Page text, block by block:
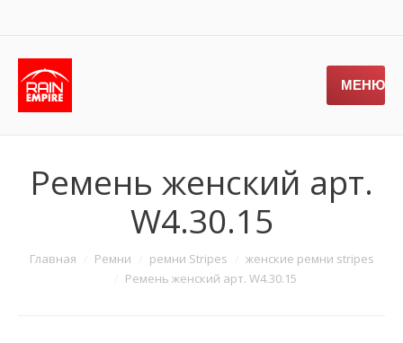
МЕНЮ
Ремень женский арт.
W4.30.15
Главная Ремни ремни Stripes
женские ремни stripes
Ремень женский арт. W4.30.15